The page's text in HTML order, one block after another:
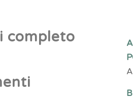
completo